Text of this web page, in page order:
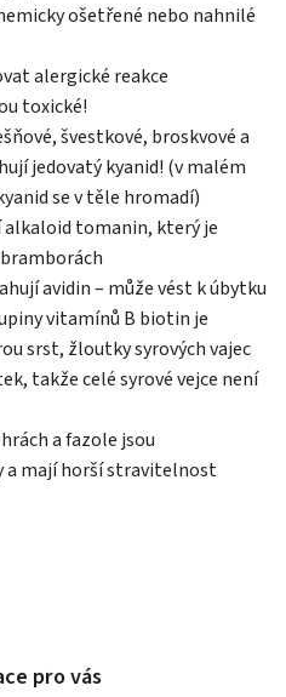
ošetřené nebo nahnilé
alergické reakce
toxické!
švestkové, broskvové a
jedovatý kyanid! (v malém
se v těle hromadí)
alkaloid tomanin, který je
avidin – může vést k úbytku
vitamínů B biotin je
srst, žloutky syrových vajec
takže celé syrové vejce není
a fazole jsou
a mají horší stravitelnost
pro vás